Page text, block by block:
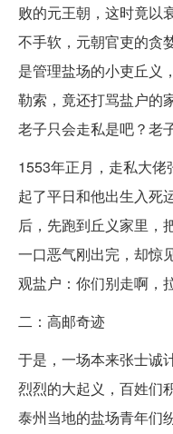
败的元王朝，这时竟以
不手软，元朝官吏的贪
是管理盐场的小吏丘义
勒索，竟还打骂盐户的
老子只会走私是吧？老
1553年正月，走私大
起了平日和他出生入死
后，先跑到丘义家里，
一口恶气刚出完，却惊
观盐户：你们别走啊，
二：高邮奇迹
于是，一场本来张士诚
烈烈的大起义，百姓们
泰州当地的盐场青年们